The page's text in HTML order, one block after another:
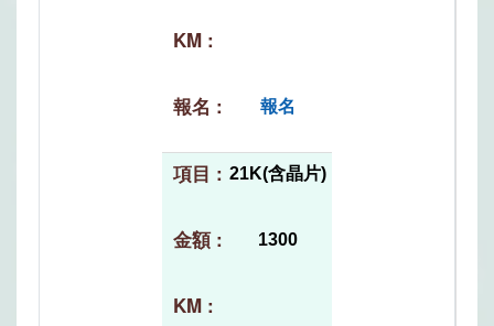
報名
21K(含晶片)
1300